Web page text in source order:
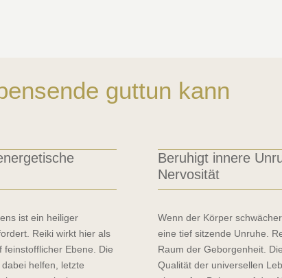
guttun kann
ist ein heiliger
Reiki wirkt hier als
Ebene. Die
helfen, letzte
Beruhigt innere
Nervosität
Wenn der Körper
eine tief sitzende Unruhe.
Raum der Geborgenheit.
Qualität der universellen